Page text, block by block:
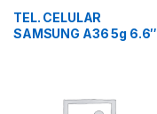
TEL. CELULAR
SAMSUNG A36 5g 6.6″